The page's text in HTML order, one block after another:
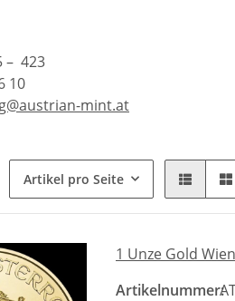
– 423
10
mint.at
Artikel pro Seite
1 Unze Gold
Artikelnummer: